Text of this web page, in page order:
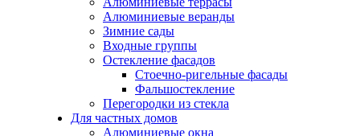
Алюминиевые веранды
Зимние сады
Входные группы
Остекление фасадов
Стоечно-ригельные фасады
Фальшостекление
Перегородки из стекла
Для частных домов
Алюминиевые окна